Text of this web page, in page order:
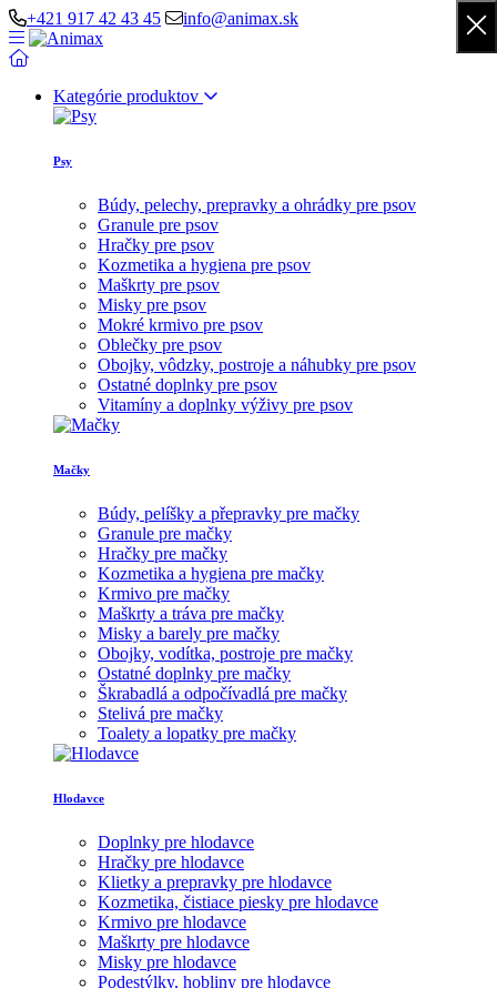
+421 917 42 43 45 info@animax.sk
Kategórie produktov
Psy
Búdy, pelechy, prepravky a ohrádky pre psov
Granule pre psov
Hračky pre psov
Kozmetika a hygiena pre psov
Maškrty pre psov
Misky pre psov
Mokré krmivo pre psov
Oblečky pre psov
Obojky, vôdzky, postroje a náhubky pre psov
Ostatné doplnky pre psov
Vitamíny a doplnky výživy pre psov
Mačky
Búdy, pelíšky a přepravky pre mačky
Granule pre mačky
Hračky pre mačky
Kozmetika a hygiena pre mačky
Krmivo pre mačky
Maškrty a tráva pre mačky
Misky a barely pre mačky
Obojky, vodítka, postroje pre mačky
Ostatné doplnky pre mačky
Škrabadlá a odpočívadlá pre mačky
Stelivá pre mačky
Toalety a lopatky pre mačky
Hlodavce
Doplnky pre hlodavce
Hračky pre hlodavce
Klietky a prepravky pre hlodavce
Kozmetika, čistiace piesky pre hlodavce
Krmivo pre hlodavce
Maškrty pre hlodavce
Misky pre hlodavce
Podestýlky, hobliny pre hlodavce